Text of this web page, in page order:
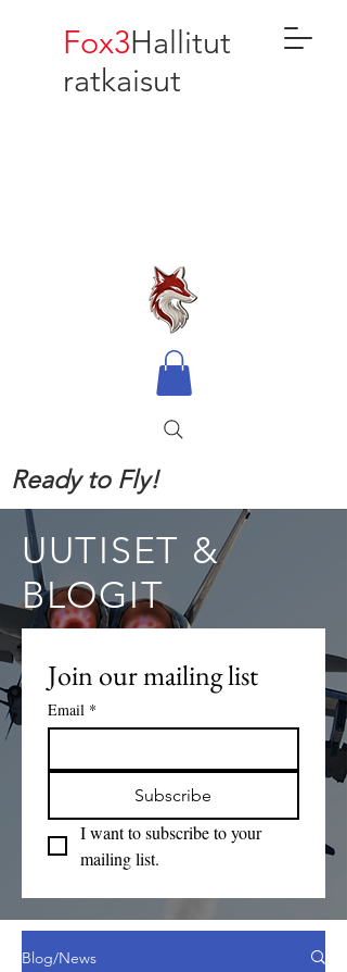
Fox3Hallitut
ratkaisut
Ready to Fly!
UUTISET &
BLOGIT
Join our mailing list
Email *
Subscribe
I want to subscribe to your
mailing list.
Blog/News